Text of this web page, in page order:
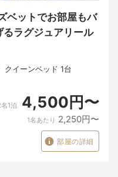
クセス抜群！
予約名をフロントにて申
ているレジャーホテルで
ベットでお部屋もバ
ラグジュアリール
クイーンベッド 1台
1泊 4,500円〜
1名あたり 2,250円〜
部屋の詳細